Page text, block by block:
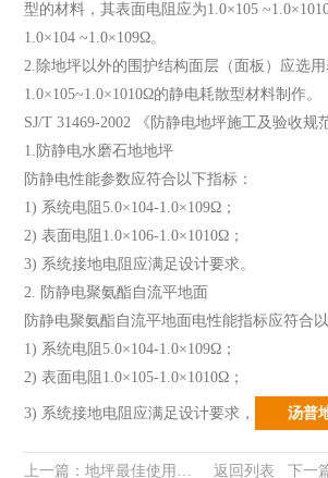
型的材料，其表面电阻应为1.0×105
1.0×104 ~1.0×109Ω。
2.除地坪以外的围护结构面层（面板）应选
1.0×105~1.0×1010Ω的静电耗散型材料制作。
SJ/T 31469-2002 《防静电地坪施工及验收规
1.防静电水磨石地地坪
防静电性能参数应符合以下指标：
1) 系统电阻5.0×104-1.0×109Ω；
2) 表面电阻1.0×106-1.0×1010Ω；
3) 系统接地电阻应满足设计要求。
2. 防静电聚氨酯自流平地面
防静电聚氨酯自流平地面电性能指标应符合以
1) 系统电阻5.0×104-1.0×109Ω；
2) 表面电阻1.0×105-1.0×1010Ω；
3) 系统接地电阻应满足设计要求 ， 汤普
上一篇：地坪最佳使用效果怎样达到？ 返回列表 下一